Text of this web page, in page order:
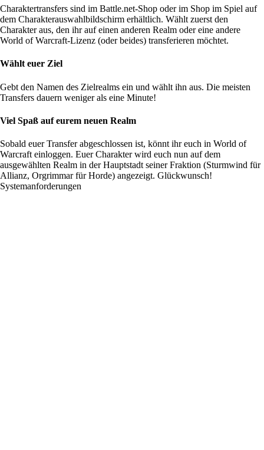
Charaktertransfers sind im Battle.net-Shop oder im Shop im Spiel auf
dem Charakterauswahlbildschirm erhältlich. Wählt zuerst den
Charakter aus, den ihr auf einen anderen Realm oder eine andere
World of Warcraft-Lizenz (oder beides) transferieren möchtet.
Wählt euer Ziel
Gebt den Namen des Zielrealms ein und wählt ihn aus. Die meisten
Transfers dauern weniger als eine Minute!
Viel Spaß auf eurem neuen Realm
Sobald euer Transfer abgeschlossen ist, könnt ihr euch in World of
Warcraft einloggen. Euer Charakter wird euch nun auf dem
ausgewählten Realm in der Hauptstadt seiner Fraktion (Sturmwind für
Allianz, Orgrimmar für Horde) angezeigt. Glückwunsch!
Systemanforderungen